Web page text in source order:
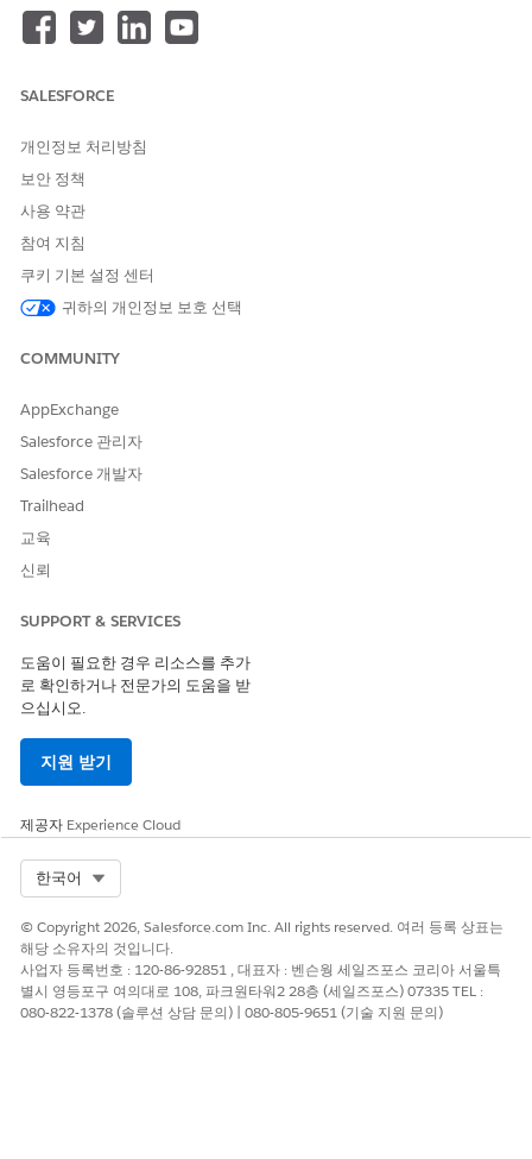
SALESFORCE
개인정보 처리방침
보안 정책
사용 약관
참여 지침
쿠키 기본 설정 센터
귀하의 개인정보 보호 선택
COMMUNITY
AppExchange
Salesforce 관리자
Salesforce 개발자
Trailhead
교육
신뢰
SUPPORT & SERVICES
도움이 필요한 경우 리소스를 추가
로 확인하거나 전문가의 도움을 받
으십시오.
지원 받기
제공자 Experience Cloud
한국어
© Copyright 2026, Salesforce.com Inc. All rights reserved. 여러 등록 상표는
해당 소유자의 것입니다.
사업자 등록번호 : 120-86-92851 , 대표자 : 벤슨웡 세일즈포스 코리아 서울특
별시 영등포구 여의대로 108, 파크원타워2 28층 (세일즈포스) 07335 TEL :
080-822-1378 (솔루션 상담 문의) | 080-805-9651 (기술 지원 문의)